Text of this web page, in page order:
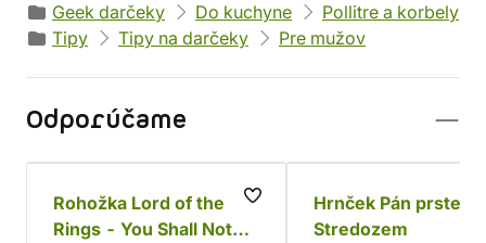
Geek darčeky
Do kuchyne
Pollitre a korbely
Tipy
Tipy na darčeky Pre mužov
Odporúčame
Rohožka Lord of the
Rings - You Shall Not
Hrnček Pán
Stredozem